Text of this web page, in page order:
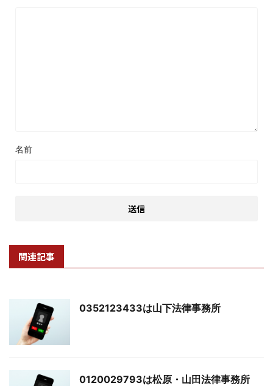
名前
関連記事
0352123433は山下法律事務所
0120029793は松原・山田法律事務所